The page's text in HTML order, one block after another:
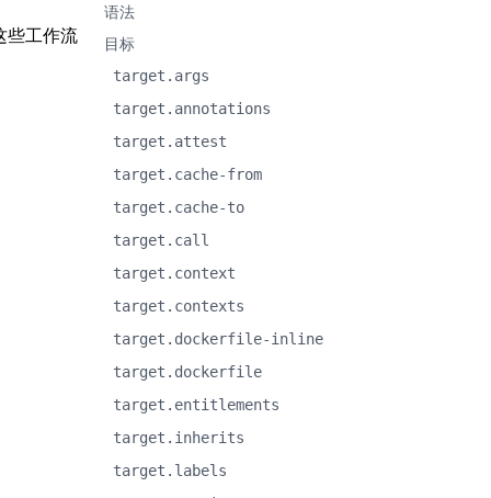
些工作流
语法
目标
target.args
target.annotations
target.attest
target.cache-from
target.cache-to
target.call
target.context
target.contexts
target.dockerfile-inline
target.dockerfile
target.entitlements
target.inherits
target.labels